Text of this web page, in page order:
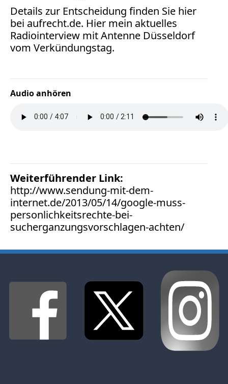
Details zur Entscheidung finden Sie hier
bei aufrecht.de. Hier mein aktuelles
Radiointerview mit Antenne Düsseldorf
vom Verkündungstag.
Audio anhören
Weiterführender Link:
http://www.sendung-mit-dem-
internet.de/2013/05/14/google-muss-
personlichkeitsrechte-bei-
sucherganzungsvorschlagen-achten/
Werbung
Wettbewerbsrecht
ZDF
print